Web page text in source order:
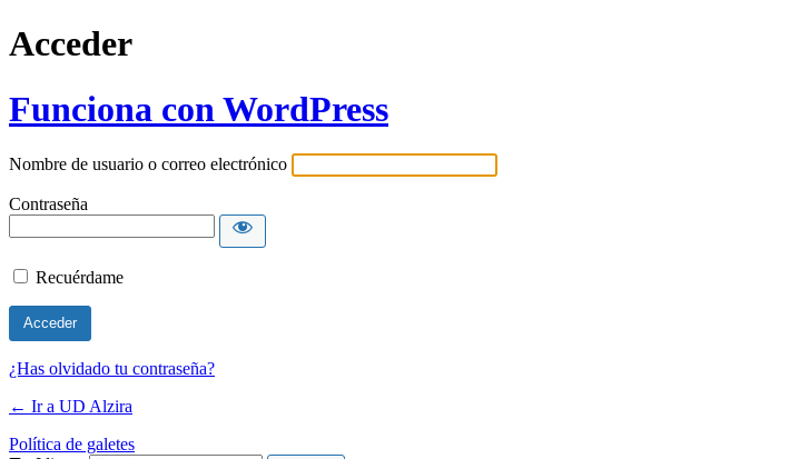
Acceder
Funciona con WordPress
Nombre de usuario o correo electrónico
Contraseña
Recuérdame
¿Has olvidado tu contraseña?
← Ir a UD Alzira
Política de galetes